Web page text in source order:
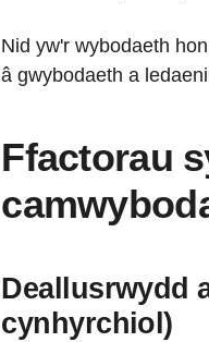
Nid yw'r wybodaeth
â gwybodaeth a
Ffactorau
Deallusrwydd
cynhyrchiol)